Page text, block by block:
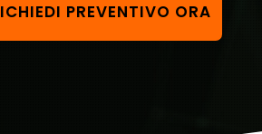
PREVENTIVO ORA